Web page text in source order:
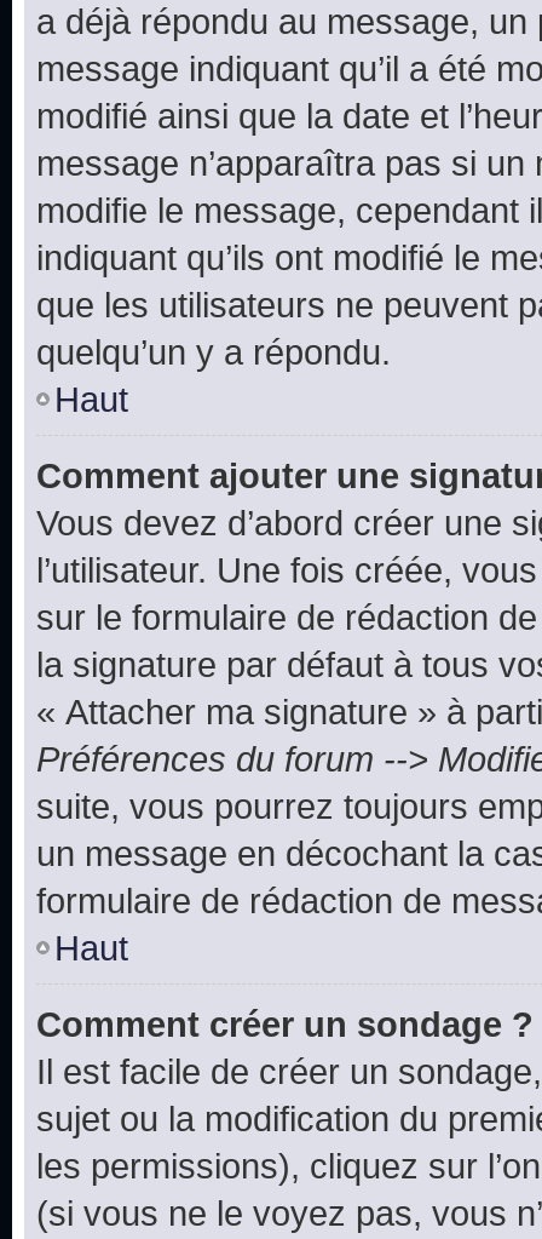
a déjà répondu au message, un
message indiquant qu’il a été
modifié ainsi que la date et
message n’apparaîtra pas si
modifie le message, cependant
indiquant qu’ils ont modifié le
que les utilisateurs ne peuvent
quelqu’un y a répondu.
Haut
Comment ajouter une
Vous devez d’abord créer une
l’utilisateur. Une fois créée,
sur le formulaire de rédaction
la signature par défaut à tous
« Attacher ma signature » à
Préférences du forum -->
suite, vous pourrez toujours
un message en décochant la
formulaire de rédaction de
Haut
Comment créer un sondage ?
Il est facile de créer un
sujet ou la modification du
les permissions), cliquez sur
(si vous ne le voyez pas, vous